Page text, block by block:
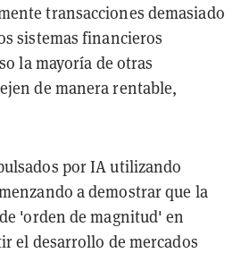
transacciones demasiado
sistemas financieros
la mayoría de otras
de manera rentable,
por IA utilizando
a demostrar que la
'orden de magnitud' en
el desarrollo de mercados